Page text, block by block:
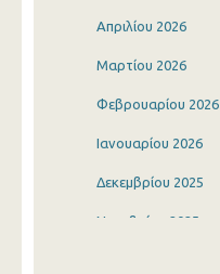
Απριλίου 2026
Μαρτίου 2026
Φεβρουαρίου 2026
Ιανουαρίου 2026
Δεκεμβρίου 2025
Νοεμβρίου 2025